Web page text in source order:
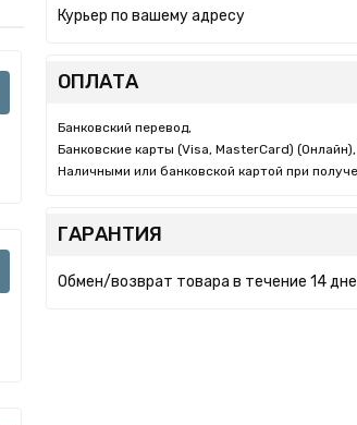
Курьер по вашему адресу
ОПЛАТА
Банковский перевод,
Банковские карты (Visa, MasterCard) (Онлайн),
Наличными или банковской картой при
ГАРАНТИЯ
Обмен/возврат товара в течение 14